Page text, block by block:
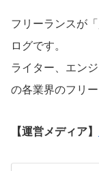
フリーランスが
ログです。
ライター、エン
の各業界のフリ
【運営メディア】